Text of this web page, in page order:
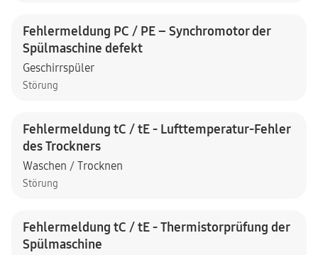
Fehlermeldung PC / PE – Synchromotor der
Spülmaschine defekt
Geschirrspüler
Störung
Fehlermeldung tC / tE - Lufttemperatur-Fehler
des Trockners
Waschen / Trocknen
Störung
Fehlermeldung tC / tE - Thermistorprüfung der
Spülmaschine